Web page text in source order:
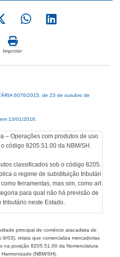
Imprimir
6076/2015, de 23 de outubro de
13/01/2016.
– Operações com produtos de uso
código 8205.51.00 da NBM/SH.
classificados sob o código 8205.
o regime de substituição tributári
ferramentas, mas sim, como art
para qual não há previsão de
tributário neste Estado.
principal de comércio atacadista de
9/03), relata que comercializa mercadorias
na posição 8205.51.00 da Nomenclatura
(NBM/SH).